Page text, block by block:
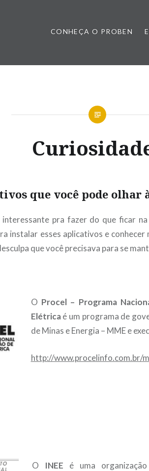
CONHEÇA O PROBEN
que você pode olhar
pra fazer do que ficar
instalar esses aplicativos e
que você precisava para se
O Procel – Programa
Elétricaé um programa de
de Minas e Energia – MME e
http://www.procelinfo.com.br/
O INEE é uma